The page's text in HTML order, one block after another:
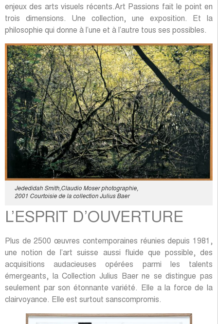
enjeux des arts visuels récents.Art Passions fait le point en
trois dimensions. Une collection, une exposition. Et la
philosophie qui donne à l’une et à l’autre tous ses possibles.
Jededidah Smith,Claudio Moser photographie,
2001 Courtoisie de la collection Julius Baer
L’ESPRIT D’OUVERTURE
Plus de 2500 œuvres contemporaines réunies depuis 1981,
une notion de l’art suisse aussi fluide que possible, des
acquisitions audacieuses opérées parmi les talents
émergeants, la Collection Julius Baer ne se distingue pas
seulement par son étonnante variété. Elle a la force de la
clairvoyance. Elle est surtout sanscompromis.